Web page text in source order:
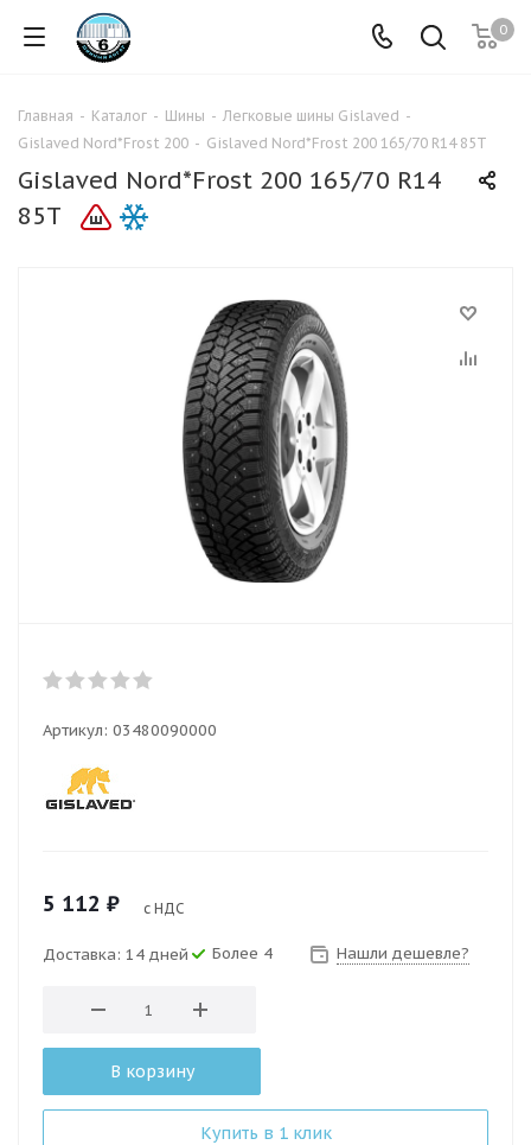
0
Главная - Каталог - Шины - Легковые шины Gislaved -
Gislaved Nord*Frost 200 - Gislaved Nord*Frost 200 165/70 R14 85T
Gislaved Nord*Frost 200 165/70 R14
85T
Артикул: 03480090000
5 112 ₽ с НДС
Доставка: 14 дней Более 4 Нашли дешевле?
В корзину
Купить в 1 клик